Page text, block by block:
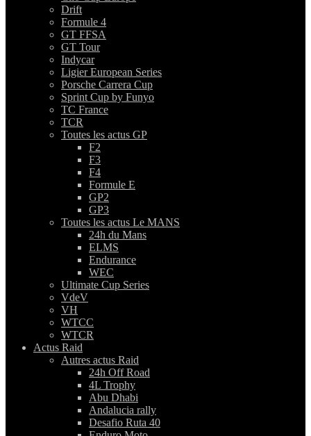
Drift
Formule 4
GT FFSA
GT Tour
Indycar
Ligier European Series
Porsche Carrera Cup
Sprint Cup by Funyo
TC France
TCR
Toutes les actus GP
F2
F3
F4
Formule E
GP2
GP3
Toutes les actus Le MANS
24h du Mans
ELMS
Endurance
WEC
Ultimate Cup Series
VdeV
VH
WTCC
WTCR
Actus Raid
Autres actus Raid
24h Off Road
4L Trophy
Abu Dhabi
Andalucia rally
Desafio Ruta 40